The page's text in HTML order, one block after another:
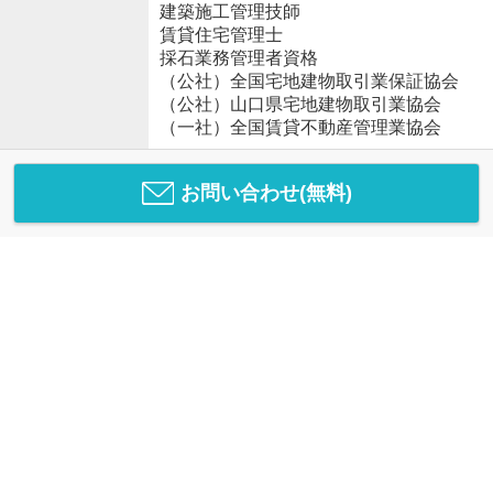
建築施工管理技師
賃貸住宅管理士
採石業務管理者資格
（公社）全国宅地建物取引業保証協会
（公社）山口県宅地建物取引業協会
（一社）全国賃貸不動産管理業協会
お問い合わせ(無料)